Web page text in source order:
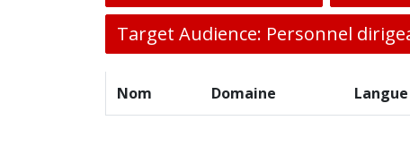
Target Audience: Personnel
Nom Domaine Langue